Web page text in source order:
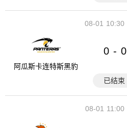
10:30
08-01
阿瓜斯卡连特斯黑豹
0 - 0
已结束
11:00
08-01